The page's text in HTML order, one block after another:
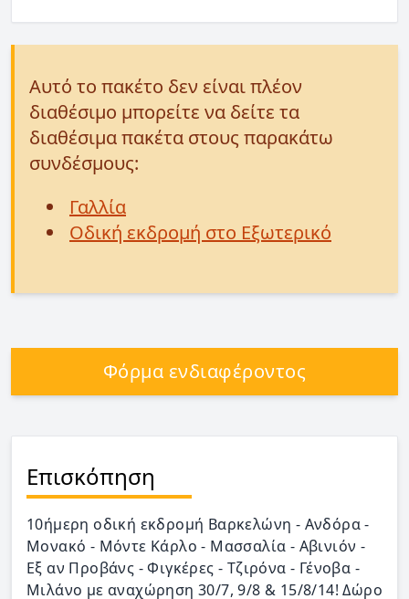
Αυτό το πακέτο δεν είναι πλέον
διαθέσιμο μπορείτε να δείτε τα
διαθέσιμα πακέτα στους παρακάτω
συνδέσμους:
Γαλλία
Οδική εκδρομή στο Εξωτερικό
Φόρμα ενδιαφέροντος
Επισκόπηση
10ήμερη οδική εκδρομή Βαρκελώνη - Ανδόρα -
Μονακό - Μόντε Κάρλο - Μασσαλία - Αβινιόν -
Εξ αν Προβάνς - Φιγκέρες - Τζιρόνα - Γένοβα -
Μιλάνο με αναχώρηση 30/7, 9/8 & 15/8/14! Δώρο